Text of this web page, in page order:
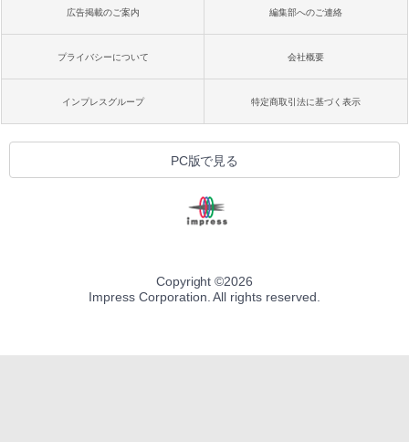
広告掲載のご案内 編集部へのご連絡
プライバシーについて 会社概要
インプレスグループ 特定商取引法に基づく表示
PC版で見る
Copyright ©2026
Impress Corporation. All rights reserved.